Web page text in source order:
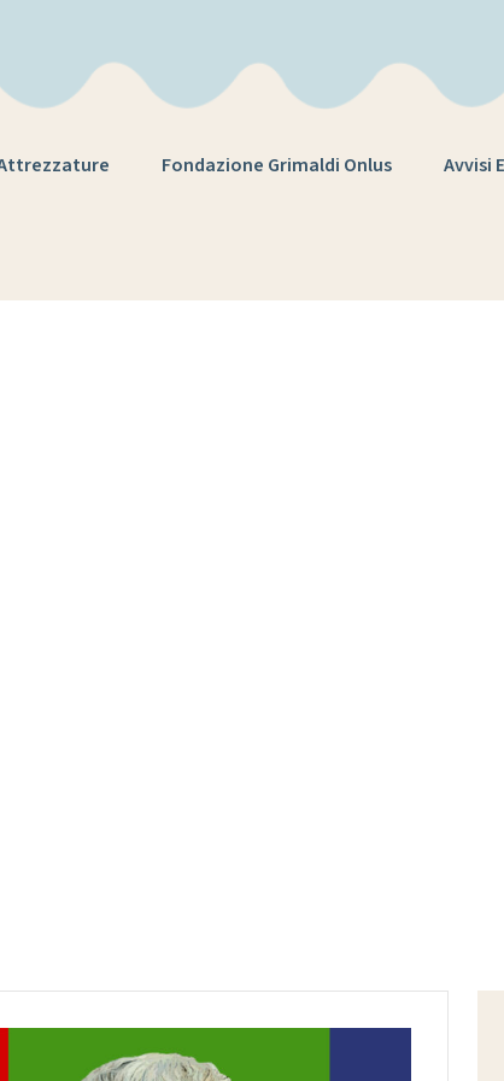
Fondazione Grimaldi Onlus Avvisi